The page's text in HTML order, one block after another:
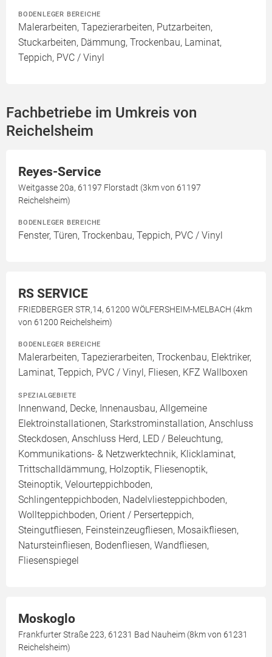
BODENLEGER BEREICHE
Malerarbeiten, Tapezierarbeiten, Putzarbeiten,
Stuckarbeiten, Dämmung, Trockenbau, Laminat,
Teppich, PVC / Vinyl
Fachbetriebe im Umkreis von
Reichelsheim
Reyes-Service
Weitgasse 20a, 61197 Florstadt (3km von 61197
Reichelsheim)
BODENLEGER BEREICHE
Fenster, Türen, Trockenbau, Teppich, PVC / Vinyl
RS SERVICE
FRIEDBERGER STR,14, 61200 WÖLFERSHEIM-MELBACH (4km
von 61200 Reichelsheim)
BODENLEGER BEREICHE
Malerarbeiten, Tapezierarbeiten, Trockenbau, Elektriker,
Laminat, Teppich, PVC / Vinyl, Fliesen, KFZ Wallboxen
SPEZIALGEBIETE
Innenwand, Decke, Innenausbau, Allgemeine
Elektroinstallationen, Starkstrominstallation, Anschluss
Steckdosen, Anschluss Herd, LED / Beleuchtung,
Kommunikations- & Netzwerktechnik, Klicklaminat,
Trittschalldämmung, Holzoptik, Fliesenoptik,
Steinoptik, Velourteppichboden,
Schlingenteppichboden, Nadelvliesteppichboden,
Wollteppichboden, Orient / Perserteppich,
Steingutfliesen, Feinsteinzeugfliesen, Mosaikfliesen,
Natursteinfliesen, Bodenfliesen, Wandfliesen,
Fliesenspiegel
Moskoglo
Frankfurter Straße 223, 61231 Bad Nauheim (8km von 61231
Reichelsheim)